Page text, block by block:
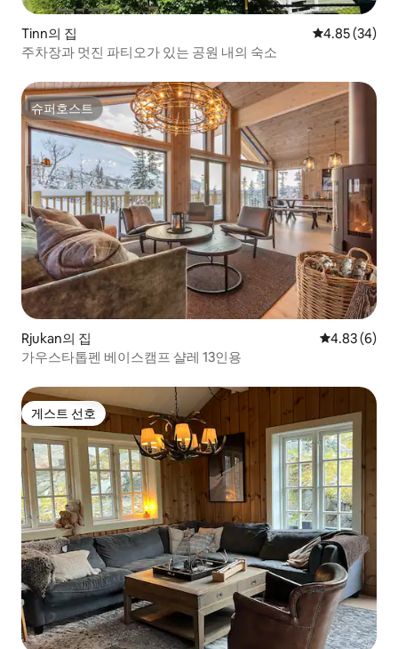
Tinn의 집 평점 4.85점(5
4.85 (34)
주차장과 멋진 파티오가 있는 공원 내의 숙소
슈퍼호스트
슈퍼호스트
Rjukan의 집 평점 4.83점
4.83 (6)
가우스타톱펜 베이스캠프 샬레 13인용
게스트 선호
게스트 선호